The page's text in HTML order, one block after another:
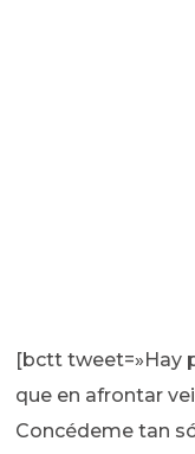
[bctt tweet=»Hay
que en afrontar
Concédeme tan